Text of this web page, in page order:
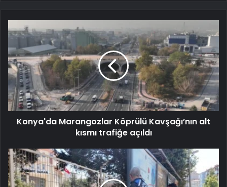
Konya'da Marangozlar Köprülü Kavşağı’nın alt
kısmı trafiğe açıldı